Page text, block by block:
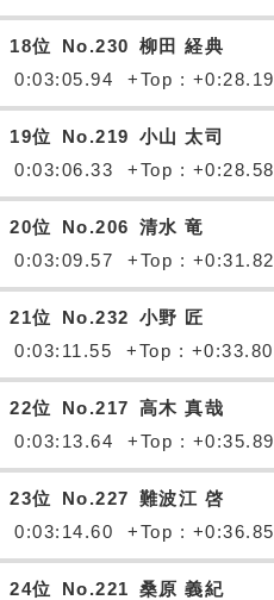
18位 No.230 柳田 経典
0:03:05.94
+Top : +0:28.19
19位 No.219 小山 太司
0:03:06.33
+Top : +0:28.58
20位 No.206 清水 竜
0:03:09.57
+Top : +0:31.82
21位 No.232 小野 匠
0:03:11.55
+Top : +0:33.80
22位 No.217 高木 真哉
0:03:13.64
+Top : +0:35.89
23位 No.227 難波江 啓
0:03:14.60
+Top : +0:36.85
24位 No.221 桑原 義紀